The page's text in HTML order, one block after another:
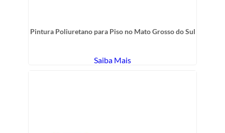
Pintura Poliuretano para Piso no Mato Grosso do Sul
Saiba Mais